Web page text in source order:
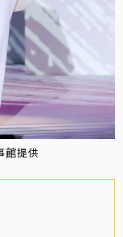
館提供